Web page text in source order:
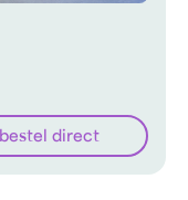
bestel direct